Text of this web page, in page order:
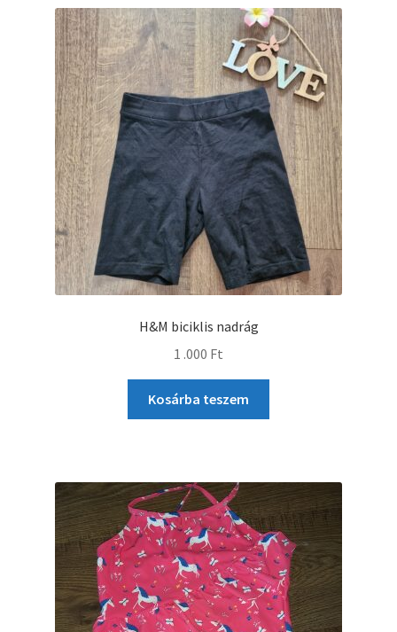
H&M biciklis nadrág
1 .000 Ft
Kosárba teszem